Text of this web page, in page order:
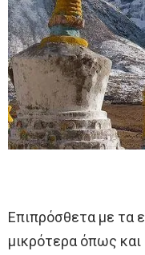
Επιπρόσθετα με τα
μικρότερα όπως και